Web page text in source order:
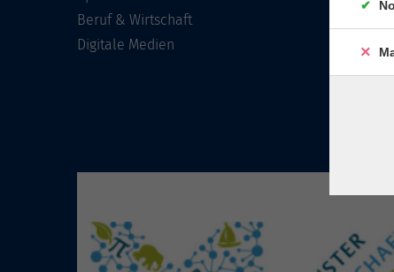
Beruf & Wirtschaft
Digitale Medien